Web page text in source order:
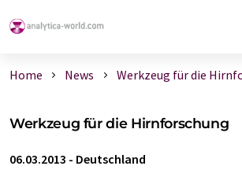
Home News Werkzeug für die
Werkzeug für die Hirnforschung
06.03.2013 - Deutschland